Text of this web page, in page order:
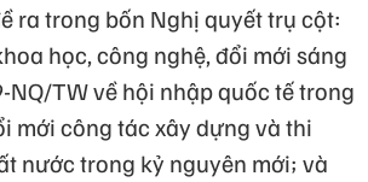
ra trong bốn Nghị quyết trụ cột:
học, công nghệ, đổi mới sáng
TW về hội nhập quốc tế trong
mới công tác xây dựng và thi
nước trong kỷ nguyên mới; và